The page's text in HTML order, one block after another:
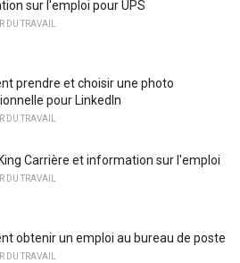
sur l'emploi pour UPS
DU TRAVAIL
prendre et choisir une photo
pour LinkedIn
DU TRAVAIL
Carrière et information sur l'emploi
DU TRAVAIL
obtenir un emploi au bureau de poste
DU TRAVAIL